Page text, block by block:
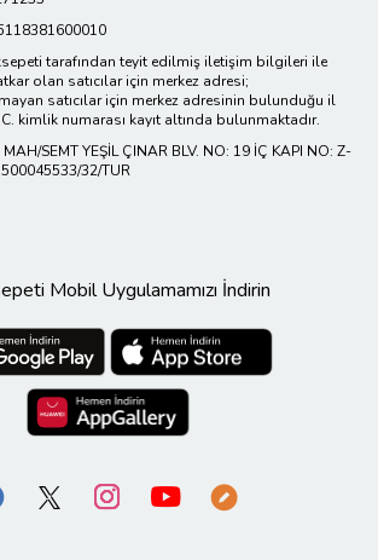
tarafından teyit edilmiş iletişim bilgileri ile
olan satıcılar için merkez adresi;
satıcılar için merkez adresinin bulunduğu il
kimlik numarası kayıt altında bulunmaktadır.
SEMT YEŞİL ÇINAR BLV. NO: 19 İÇ KAPI NO: Z-
32/TUR
Mobil Uygulamamızı İndirin